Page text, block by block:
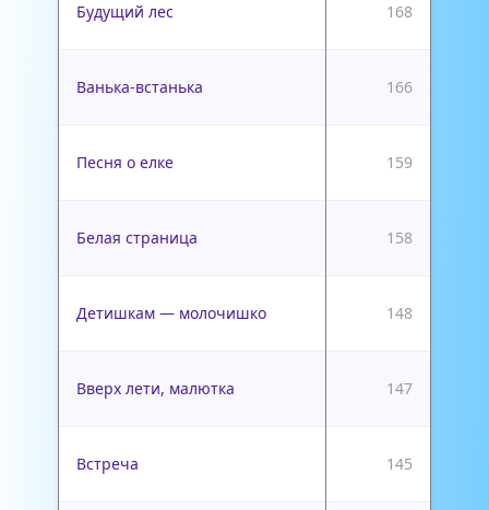
Будущий лес 168
Ванька-встанька 166
Песня о елке 159
Белая страница 158
Детишкам — молочишко 148
Вверх лети, малютка 147
Встреча 145